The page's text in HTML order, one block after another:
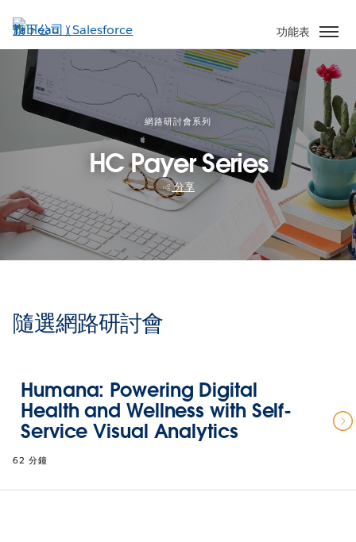
至
主
功能表
網路研討會系列
HC Payer Series
分享
隨選網路研討會
Humana: Powering Digital
Health and Wellness with Self-
Service Visual Analytics
62 分鐘